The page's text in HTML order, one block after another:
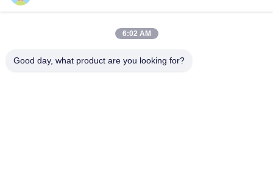
Plaudern Sie Jetzt
Produktionslinienprojekt
Plaudern Sie Jetzt
6:02 AM
Good day, what product are you looking for?